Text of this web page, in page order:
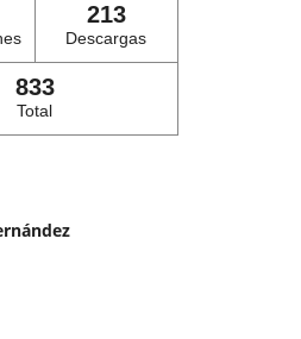
213
Descargas
833
Total